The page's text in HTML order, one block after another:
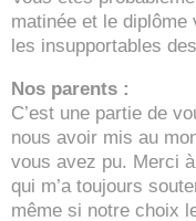
matinée et le
les insupportables
Nos parents :
C’est une partie de
nous avoir mis au
vous avez pu. Merci
qui m’a toujours
même si notre choix